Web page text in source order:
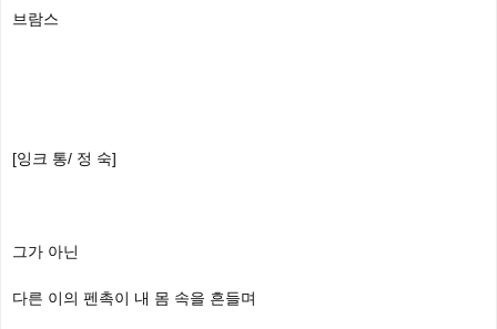
브람스
[잉크 통/ 정 숙]
그가 아닌
다른 이의 펜촉이 내 몸 속을 흔들며